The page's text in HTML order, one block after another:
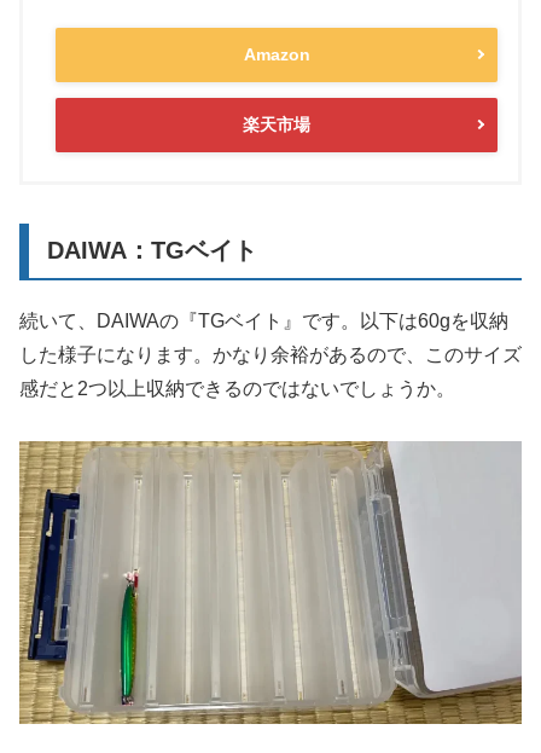
Amazon
楽天市場
DAIWA：TGベイト
続いて、DAIWAの『TGベイト』です。以下は60gを収納
した様子になります。かなり余裕があるので、このサイズ
感だと2つ以上収納できるのではないでしょうか。